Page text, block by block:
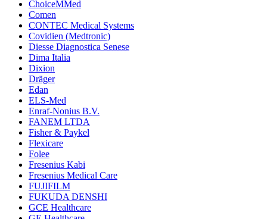
ChoiceMMed
Comen
CONTEC Medical Systems
Covidien (Medtronic)
Diesse Diagnostica Senese
Dima Italia
Dixion
Dräger
Edan
ELS-Med
Enraf-Nonius B.V.
FANEM LTDA
Fisher & Paykel
Flexicare
Folee
Fresenius Kabi
Fresenius Medical Care
FUJIFILM
FUKUDA DENSHI
GCE Healthcare